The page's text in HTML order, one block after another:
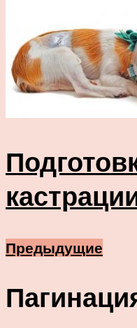
Предыдущие